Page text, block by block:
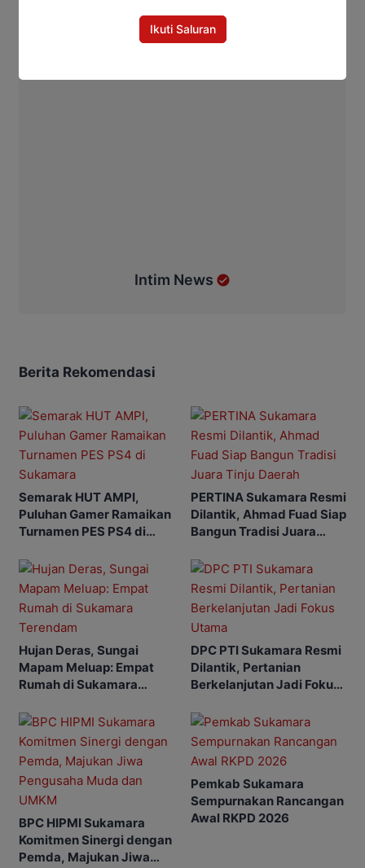
Intim News
Berita Rekomendasi
Semarak HUT AMPI,
Puluhan Gamer Ramaikan
Turnamen PES PS4 di
PERTINA Sukamara Resmi
Dilantik, Ahmad Fuad Siap
Bangun Tradisi Juara
Hujan Deras, Sungai
Mapam Meluap: Empat
Rumah di Sukamara
DPC PTI Sukamara Resmi
Dilantik, Pertanian
Berkelanjutan Jadi Fokus
BPC HIPMI Sukamara
Komitmen Sinergi dengan
Pemda, Majukan Jiwa
Pemkab Sukamara
Sempurnakan Rancangan
Awal RKPD 2026
Ikuti Saluran